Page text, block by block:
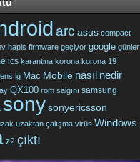
arc asus compact
hapis firmware geçiyor google günler
ics karantina korona korona 19
lg Mac Mobile nasıl nedir
QX100 rom salgını samsung
sonysonyericsson
uzaktan çalışma virüs Windows
z2 çıktı